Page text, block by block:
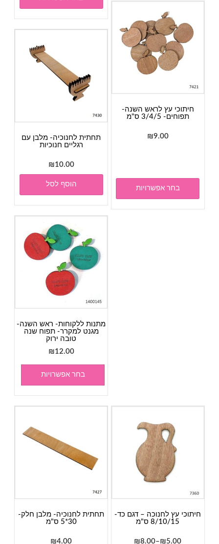
חיתוכי עץ לראש השנה-
תפוחים- 3/4/5 ס"מ
₪9.00
בחר אפשרויות
סוגים.
ניתן
לבחור
האפשרויות
בעמוד
המוצר
תחתית לחנוכיה- מלבן עם
רגליים חנוכיות
₪10.00
הוסף לסל
מתנות ללקוחות- ראש השנה-
מגנט למקרר- תפוח שנה
טובה ירוק
₪12.00
בחר אפשרויות
תחתית לחנוכיה- מלבן חלק-
30*5 ס"מ
₪4.00
חיתוכי עץ לחנוכה – דגם כד-
8/10/15 ס"מ
₪5.00
–
₪8.00 טווח